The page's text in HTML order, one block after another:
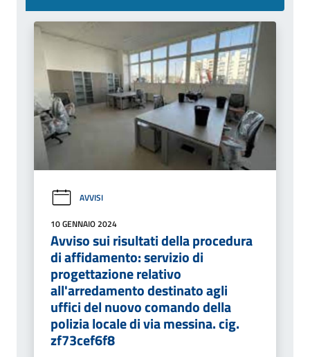
AVVISI
10 GENNAIO 2024
Avviso sui risultati della procedura
di affidamento: servizio di
progettazione relativo
all'arredamento destinato agli
uffici del nuovo comando della
polizia locale di via messina. cig.
zf73cef6f8